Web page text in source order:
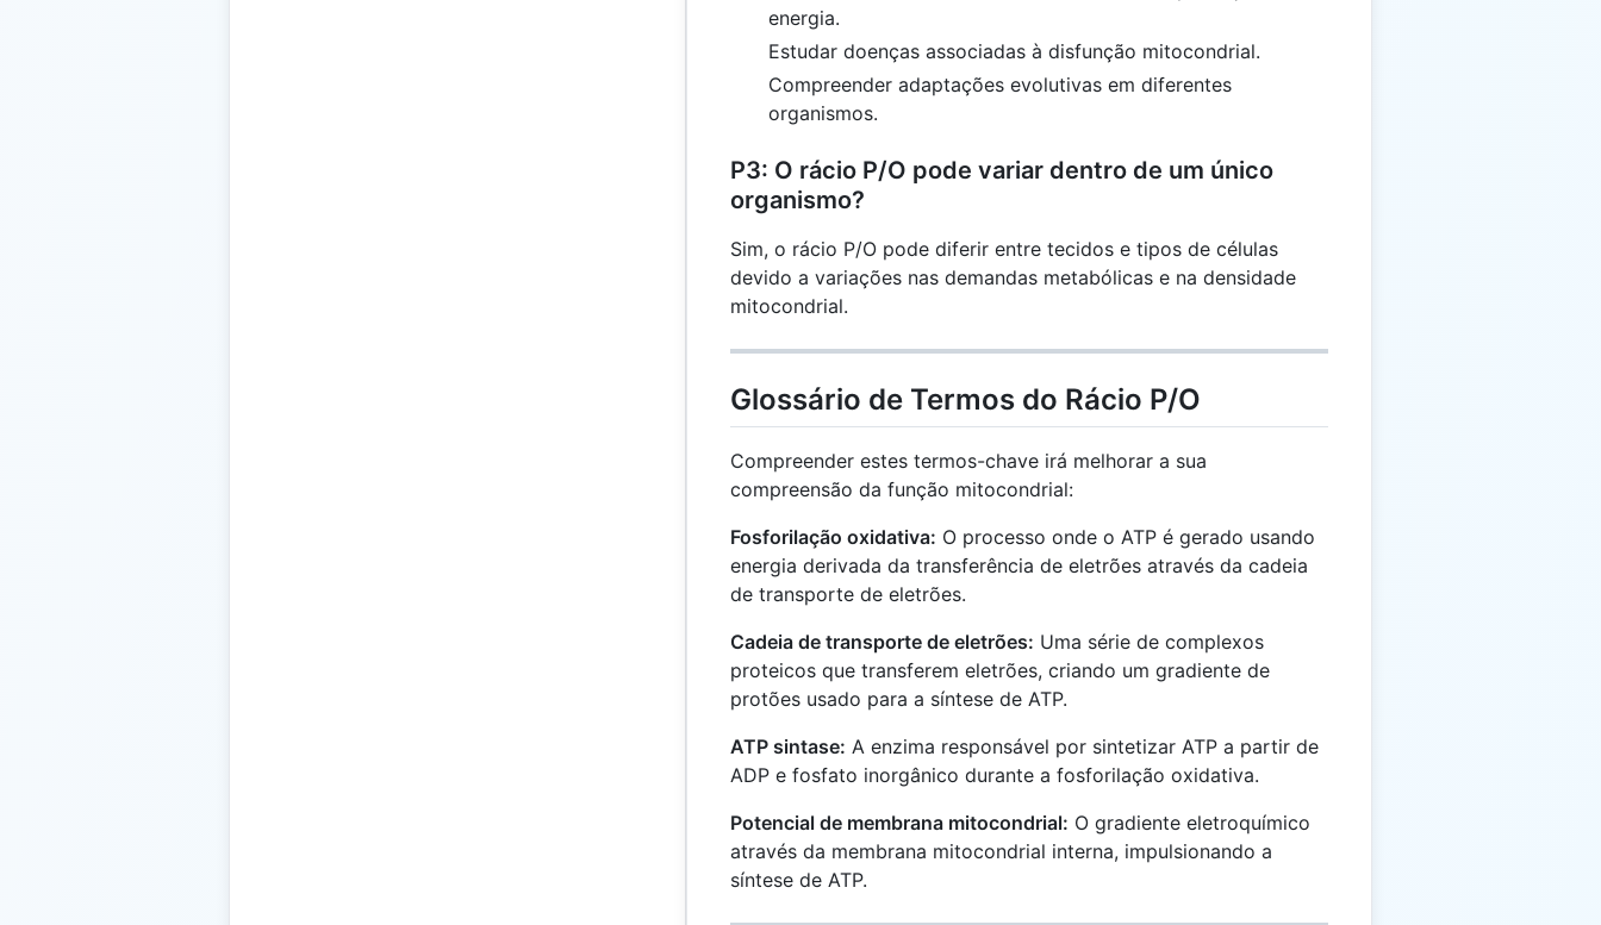
energia.
Estudar doenças associadas à disfunção mitocondrial.
Compreender adaptações evolutivas em diferentes
organismos.
P3: O rácio P/O pode variar dentro de um único
organismo?
Sim, o rácio P/O pode diferir entre tecidos e tipos de células
devido a variações nas demandas metabólicas e na densidade
mitocondrial.
Glossário de Termos do Rácio P/O
Compreender estes termos-chave irá melhorar a sua
compreensão da função mitocondrial:
Fosforilação oxidativa: O processo onde o ATP é gerado usando
energia derivada da transferência de eletrões através da cadeia
de transporte de eletrões.
Cadeia de transporte de eletrões: Uma série de complexos
proteicos que transferem eletrões, criando um gradiente de
protões usado para a síntese de ATP.
ATP sintase: A enzima responsável por sintetizar ATP a partir de
ADP e fosfato inorgânico durante a fosforilação oxidativa.
Potencial de membrana mitocondrial: O gradiente eletroquímico
através da membrana mitocondrial interna, impulsionando a
síntese de ATP.